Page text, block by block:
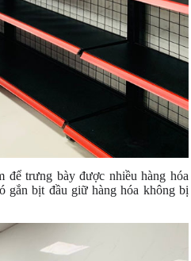
để trưng bày được nhiều hàng hóa
gắn bịt đầu giữ hàng hóa không bị